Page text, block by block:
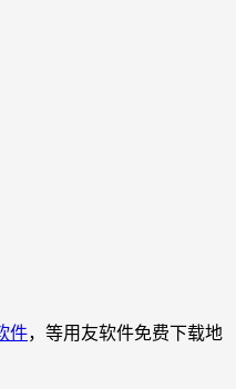
件，等用友软件免费下载地